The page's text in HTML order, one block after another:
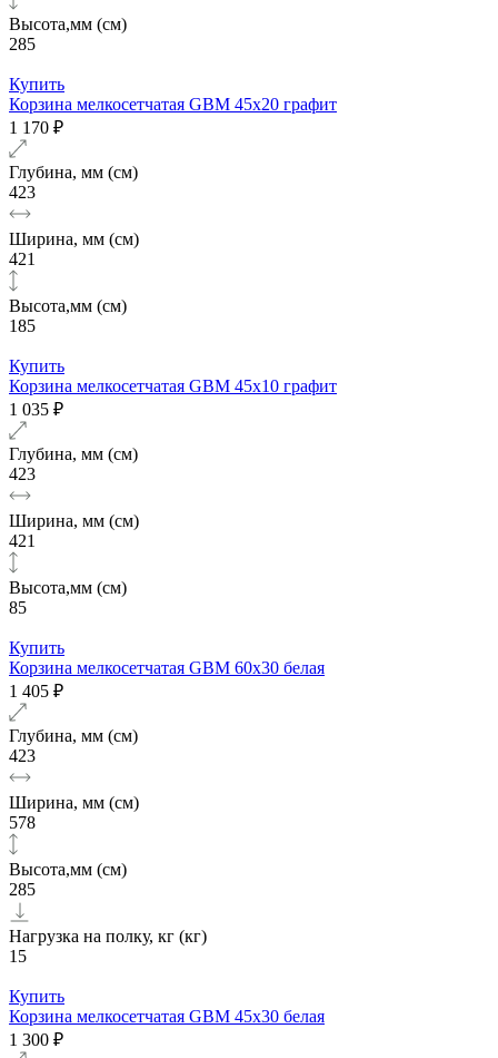
Высота,мм (см)
285
Купить
Корзина мелкосетчатая GBM 45х20 графит
1 170 ₽
Глубина, мм (см)
423
Ширина, мм (см)
421
Высота,мм (см)
185
Купить
Корзина мелкосетчатая GBM 45х10 графит
1 035 ₽
Глубина, мм (см)
423
Ширина, мм (см)
421
Высота,мм (см)
85
Купить
Корзина мелкосетчатая GBM 60х30 белая
1 405 ₽
Глубина, мм (см)
423
Ширина, мм (см)
578
Высота,мм (см)
285
Нагрузка на полку, кг (кг)
15
Купить
Корзина мелкосетчатая GBM 45х30 белая
1 300 ₽